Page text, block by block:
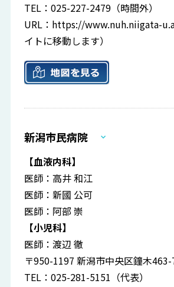
TEL：025-227-2479（時間外）
URL： https://www.nuh.niigata-
イトに移動します）
新潟市民病院
【血液内科】
医師：高井 和江
医師：新國 公可
医師：阿部 崇
【小児科】
医師：渡辺 徹
〒950-1197 新潟市中央区鐘木463-
TEL：025-281-5151（代表）